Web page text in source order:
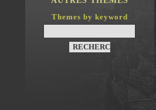
Themes by keyword